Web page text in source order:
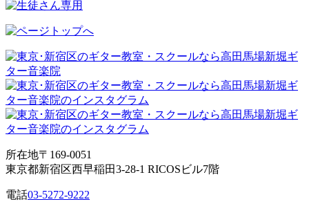
所在地〒169-0051
東京都新宿区西早稲田3-28-1 RICOSビル7階
電話03-5272-9222